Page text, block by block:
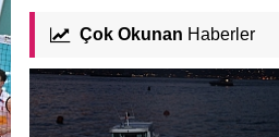
Çok Okunan Haberler